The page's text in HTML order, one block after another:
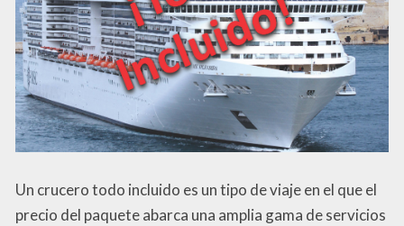
Un crucero todo incluido es un tipo de viaje en el que el
precio del paquete abarca una amplia gama de servicios